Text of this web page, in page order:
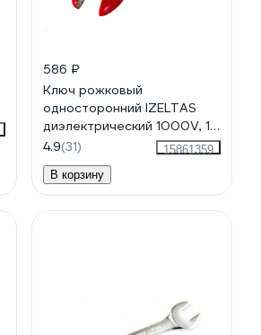
586 ₽
Ключ рожковый
односторонний IZELTAS
диэлектрический 1000V, 12
мм , 255010012
4.9(31)
15861359
В корзину